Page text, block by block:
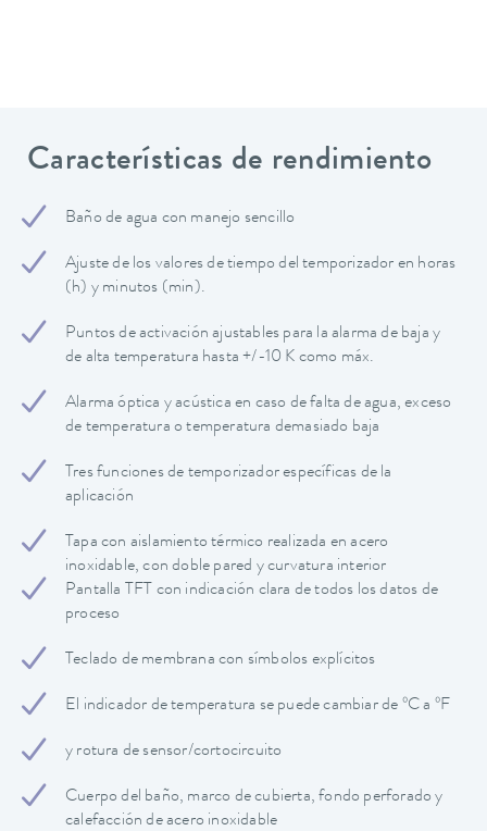
Características de rendimiento
Baño de agua con manejo sencillo
Ajuste de los valores de tiempo del temporizador en horas
(h) y minutos (min).
Puntos de activación ajustables para la alarma de baja y
de alta temperatura hasta +/-10 K como máx.
Alarma óptica y acústica en caso de falta de agua, exceso
de temperatura o temperatura demasiado baja
Tres funciones de temporizador específicas de la
aplicación
Tapa con aislamiento térmico realizada en acero
inoxidable, con doble pared y curvatura interior
Pantalla TFT con indicación clara de todos los datos de
proceso
Teclado de membrana con símbolos explícitos
El indicador de temperatura se puede cambiar de ºC a ºF
y rotura de sensor/cortocircuito
Cuerpo del baño, marco de cubierta, fondo perforado y
calefacción de acero inoxidable